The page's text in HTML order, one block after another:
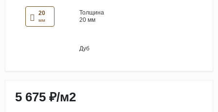
20
мм
Толщина
20 мм
Дуб
5 675 ₽/м2